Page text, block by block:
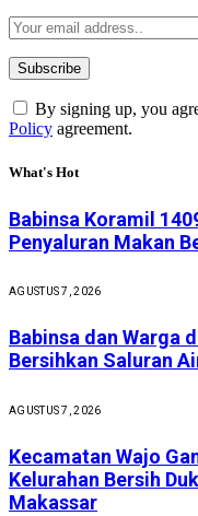
By signing up, you
Policy agreement.
What's Hot
Babinsa Koramil
Penyaluran Makan
AGUSTUS 7, 2026
Babinsa dan Warga
Bersihkan Saluran
AGUSTUS 7, 2026
Kecamatan Wajo
Kelurahan Bersih
Makassar